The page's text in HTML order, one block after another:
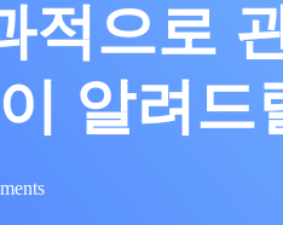
적으로
알려드